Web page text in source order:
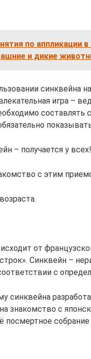
по аппликации
и дикие
синквейна
игра –
– получается у всех!
с этим
от
Синквейн –
с
синквейна
знакомство с
собрание